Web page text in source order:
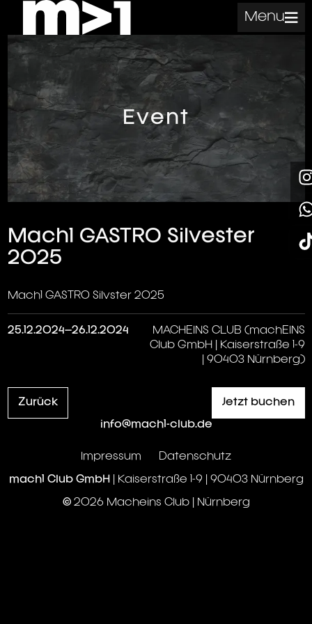
Menu
Event
Mach1 GASTRO Silvester
2025
Mach1 GASTRO Silvster 2025
25.12.2024–26.12.2024
MACHEINS CLUB (machEINS
Club GmbH | Kaiserstraße 1-9
| 90403 Nürnberg)
Zurück Jetzt buchen
info@mach1-club.de
Impressum Datenschutz
mach1 Club GmbH | Kaiserstraße 1-9 | 90403 Nürnberg
© 2026 Macheins Club | Nürnberg